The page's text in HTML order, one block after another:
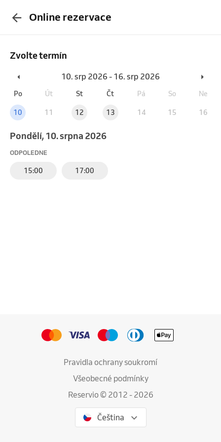
Online rezervace
Zvolte termín
10. srp 2026 - 16. srp 2026
Po Út St Čt Pá So Ne
10 11 12 13 14 15 16
pondělí, 10. srpna 2026
ODPOLEDNE
15:00 17:00
Pravidla ochrany soukromí
Všeobecné podmínky
Reservio © 2012 - 2026
Čeština